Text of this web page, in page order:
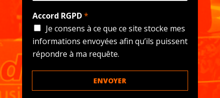
Accord RGPD*
Je consens à ce que ce site stocke mes
informations envoyées afin qu’ils puissent
répondre à ma requête.
ENVOYER